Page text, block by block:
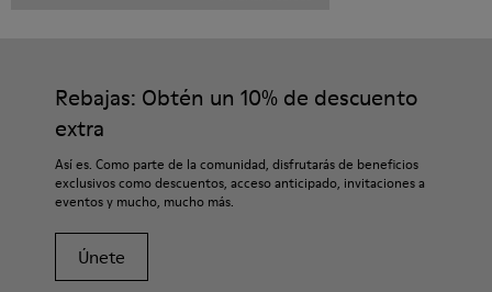
Rebajas: Obtén un 10% de descuento
extra
Así es. Como parte de la comunidad, disfrutarás de beneficios
exclusivos como descuentos, acceso anticipado, invitaciones a
eventos y mucho, mucho más.
Únete